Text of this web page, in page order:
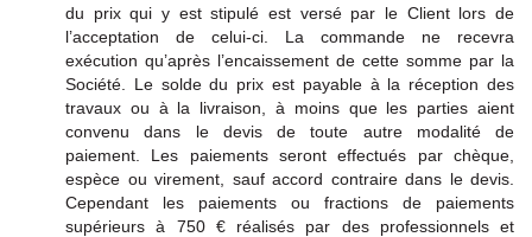
du prix qui y est stipulé est versé par le Client lors de
l’acceptation de celui-ci. La commande ne recevra
exécution qu’après l’encaissement de cette somme par la
Société. Le solde du prix est payable à la réception des
travaux ou à la livraison, à moins que les parties aient
convenu dans le devis de toute autre modalité de
paiement. Les paiements seront effectués par chèque,
espèce ou virement, sauf accord contraire dans le devis.
Cependant les paiements ou fractions de paiements
supérieurs à 750 € réalisés par des professionnels et